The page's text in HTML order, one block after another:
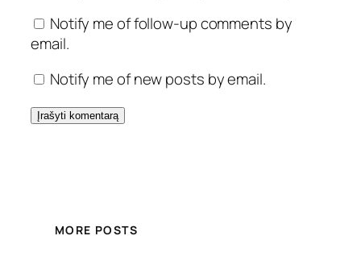
Notify me of follow-up comments by
email.
Notify me of new posts by email.
MORE POSTS